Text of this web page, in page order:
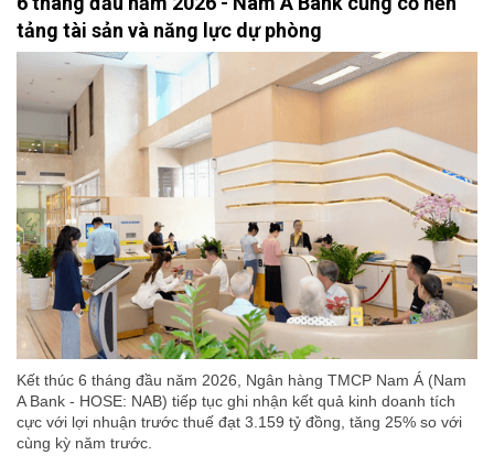
tảng tài sản và năng lực dự phòng
Kết thúc 6 tháng đầu năm 2026, Ngân hàng TMCP Nam Á (Nam
A Bank - HOSE: NAB) tiếp tục ghi nhận kết quả kinh doanh tích
cực với lợi nhuận trước thuế đạt 3.159 tỷ đồng, tăng 25% so với
cùng kỳ năm trước.